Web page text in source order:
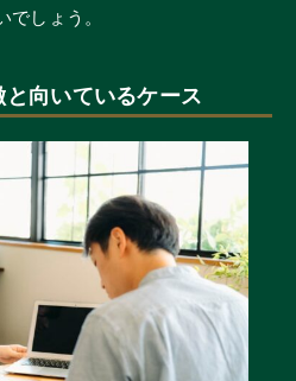
でしょう。
向いているケース